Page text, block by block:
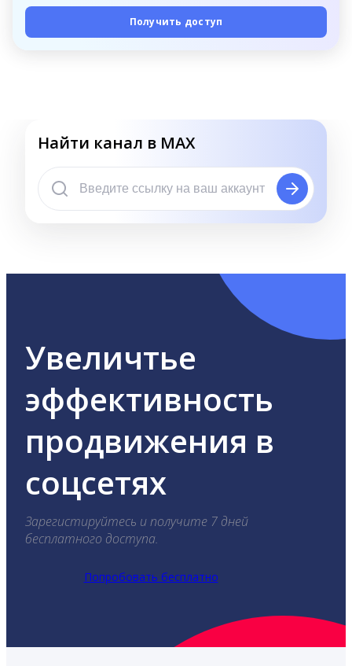
Получить доступ
Найти канал в MAX
Увеличтье
эффективность
продвижения в
соцсетях
Зарегистируйтесь и получите 7 дней
бесплатного доступа.
Попробовать бесплатно